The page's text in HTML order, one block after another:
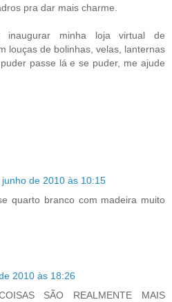
pra dar mais charme.
inaugurar minha loja virtual de
louças de bolinhas, velas, lanternas
passe lá e se puder, me ajude
de 2010 às 10:15
quarto branco com madeira muito
2010 às 18:26
SÃO REALMENTE MAIS